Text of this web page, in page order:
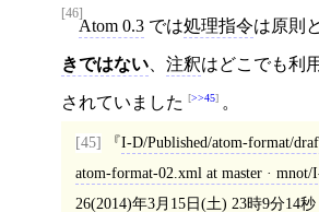
[46]
Atom 0.3 では処理指令は原則
きではない、 注釈はどこでも利
されていました >>45 。
[45]
I-D/Published/atom-format/
atom-format-02.xml at master · mnot/
26(2014)年3月15日(土) 23時9分14秒